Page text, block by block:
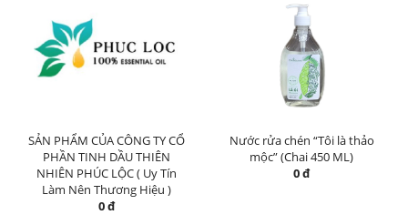
SẢN PHẨM CỦA CÔNG TY CỔ
PHẦN TINH DẦU THIÊN
NHIÊN PHÚC LỘC ( Uy Tín
Làm Nên Thương Hiệu )
0 đ
Nước rửa chén “Tôi là thảo
mộc” (Chai 450 ML)
0 đ